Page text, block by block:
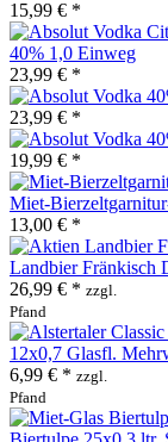
15,99 € *
40% 1,0 Einweg
23,99 € *
23,99 € *
19,99 € *
Miet-
13,00 € *
Landbier Fränkisch
26,99 € * zzgl.
Pfand
12x0,7 Glasfl.
6,99 € * zzgl.
Pfand